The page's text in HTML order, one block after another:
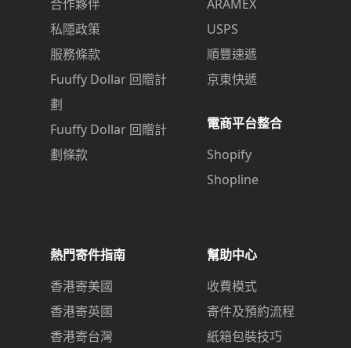
合作夥伴
私隱政策
服務條款
Fuuffy Dollar 回贈計
劃
Fuuffy Dollar 回贈計
劃條款
ARAMEX
USPS
順豐速遞
京東快遞
電商平台整合
Shopify
Shopline
熱門寄件指南
香港寄美國
香港寄英國
香港寄台灣
幫助中心
收費模式
寄件及預約流程
紙箱包裝技巧